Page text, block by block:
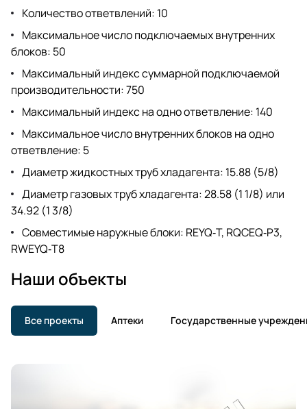
Количество ответвлений: 10
Максимальное число подключаемых внутренних
блоков: 50
Максимальный индекс суммарной подключаемой
производительности: 750
Максимальный индекс на одно ответвление: 140
Максимальное число внутренних блоков на одно
ответвление: 5
Диаметр жидкостных труб хладагента: 15.88 (5/8)
Диаметр газовых труб хладагента: 28.58 (1 1/8) или
34.92 (1 3/8)
Совместимые наружные блоки: REYQ‑T, RQCEQ‑P3,
RWEYQ‑T8
Наши объекты
Все проекты Аптеки Государственные